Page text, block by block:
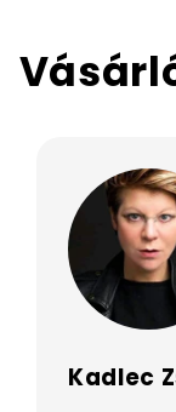
Kadlec